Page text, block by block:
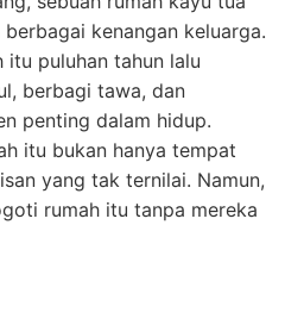
kenangan keluarga.
itu puluhan tahun lalu
berbagi tawa, dan
penting dalam hidup.
itu bukan hanya tempat
yang tak ternilai. Namun,
rumah itu tanpa mereka